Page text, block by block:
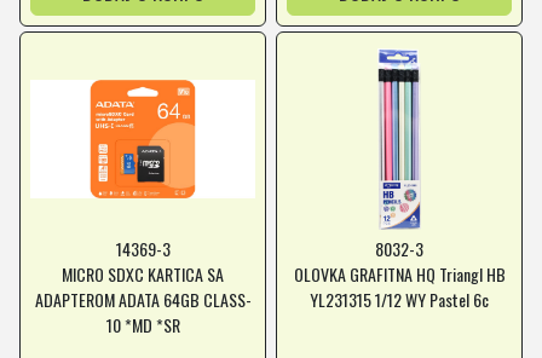
14369-3
MICRO SDXC KARTICA SA
ADAPTEROM ADATA 64GB CLASS-
10 *MD *SR
8032-3
OLOVKA GRAFITNA HQ Triangl HB
YL231315 1/12 WY Pastel 6c